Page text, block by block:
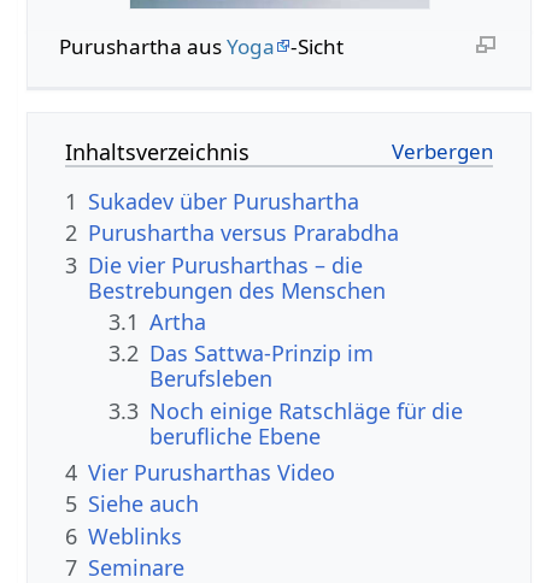
Purushartha ausYoga -Sicht
Inhaltsverzeichnis
1 Sukadev über Purushartha
2 Purushartha versus Prarabdha
3 Die vier Purusharthas – die
Bestrebungen des Menschen
3.1 Artha
3.2 Das Sattwa-Prinzip im
Berufsleben
3.3 Noch einige Ratschläge für die
berufliche Ebene
4 Vier Purusharthas Video
5 Siehe auch
6 Weblinks
7 Seminare